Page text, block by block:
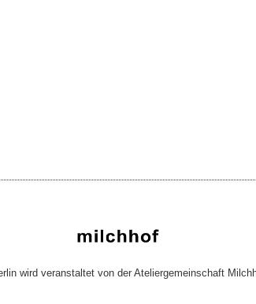
wird veranstaltet von der Ateliergemeinschaft